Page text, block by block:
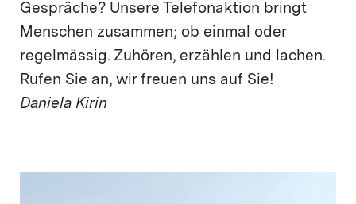
Gespräche? Unsere Telefonaktion bringt
Menschen zusammen; ob einmal oder
regelmässig. Zuhören, erzählen und lachen.
Rufen Sie an, wir freuen uns auf Sie!
Daniela Kirin